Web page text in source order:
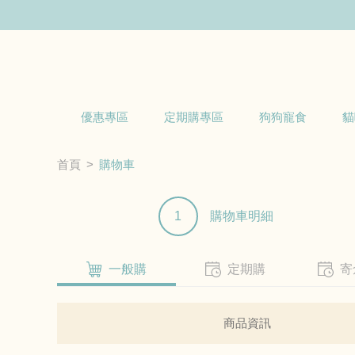
優惠專區 定期購專區 狗狗寵食
首頁 購物車
1 購物車明細
一般購 定期購 寄
商品資訊